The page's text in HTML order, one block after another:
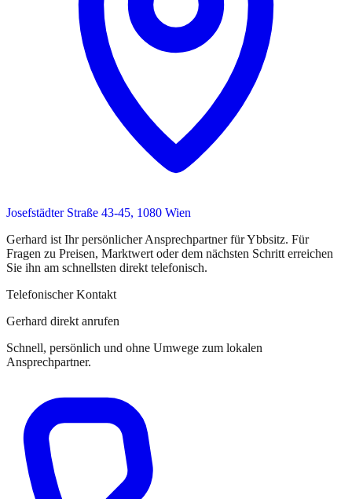
Josefstädter Straße 43-45, 1080 Wien
Gerhard ist Ihr persönlicher AnsprechpartnerfürYbbsitz. Für
Fragen zu Preisen, Marktwert oder dem nächsten Schritt erreichen
Sie ihn am schnellsten direkt telefonisch.
Telefonischer Kontakt
Gerhard direkt anrufen
Schnell, persönlich und ohne Umwege zum lokalen
Ansprechpartner.